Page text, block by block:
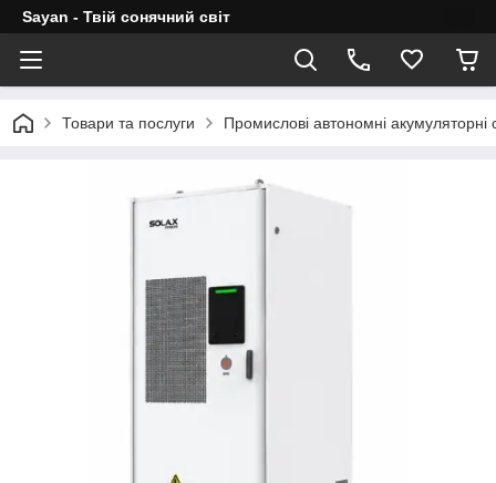
Sayan - Твій сонячний світ
Товари та послуги Промислові автономні акумуляторні